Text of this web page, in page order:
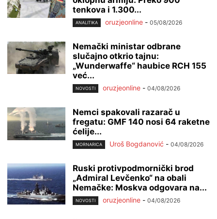
tenkova i 1.300...
ANALITIKA oruzjeonline - 05/08/2026
Nemački ministar odbrane
slučajno otkrio tajnu:
„Wunderwaffe“ haubice RCH 155
već...
NOVOSTI oruzjeonline - 04/08/2026
Nemci spakovali razarač u
fregatu: GMF 140 nosi 64 raketne
ćelije...
MORNARICA Uroš Bogdanović - 04/08/2026
Ruski protivpodmornički brod
„Admiral Levčenko“ na obali
Nemačke: Moskva odgovara na...
NOVOSTI oruzjeonline - 04/08/2026